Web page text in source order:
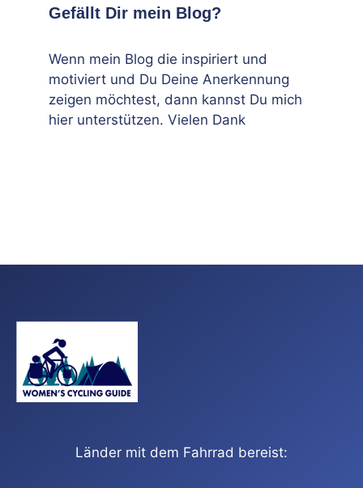
Gefällt Dir mein Blog?
Wenn mein Blog die inspiriert und
motiviert und Du Deine Anerkennung
zeigen möchtest, dann kannst Du mich
hier unterstützen. Vielen Dank
Länder mit dem Fahrrad bereist: